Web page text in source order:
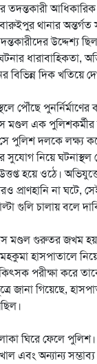
তদন্তকারী
থানার
উদ্দেশ্য
ধারাবাহিকতা,
দিক খতিয়ে
পৌঁছে
এক পুলিশকর্মীর
পুলিশ দলকে লক্ষ্য
সুযোগ নিয়ে ঘটনাস্থল
হয়ে ওঠে।
প্রাণহানি না ঘটে,
গুলি চালায় বলে
মণ্ডল গুরুতর জখম
হাসপাতালে
পরীক্ষা করে
জানা গিয়েছে,
ঘিরে ফেলে পুলিশ।
এবং অন্যান্য